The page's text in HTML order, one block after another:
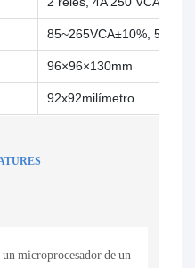
85~265VCA±10%,
96×96×130mm
92x92milímetro
microprocesador de un